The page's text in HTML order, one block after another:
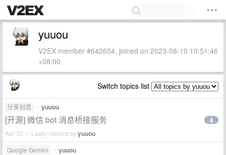
yuuou
V2EX member #642654, joined on 2023-08-10 10:51:46
+08:00
Switch topics list
分享创造 • yuuou
[开源] 微信 bot 消息桥接服务
Apr 30 • Lastly replied byyuuou
4
Google Gemini • yuuou